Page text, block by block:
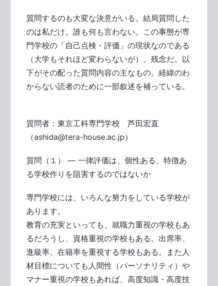
質問するのも大変な決意がいる。結局質問した
のは私だけ。誰も何も言わない。この事態が専
門学校の「自己点検・評価」の現状なのである
（大学もそれほど変わらないが）。残念だ。以
下がその配った質問内容の主なもの。経緯のわ
からない読者のために一部叙述を補っている。
質問者：東京工科専門学校 芦田宏直
（ashida@tera-house.ac.jp）
質問（１） ― 一律評価は、個性ある、特徴あ
る学校作りを阻害するのではないか
専門学校には、いろんな努力をしている学校が
あります。
教育の充実といっても、就職力重視の学校もあ
るだろうし、資格重視の学校もある。出席率、
進級率、在籍率を重視する学校もある。また人
材目標についても人間性（パーソナリティ）や
マナー重視の学校もあれば、高度知識・高度技